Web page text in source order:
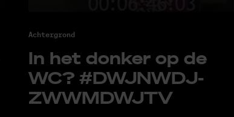
Achtergrond
In het don­ker op de
WC? #DW­JNWD­J­
ZWWM­DW­JTV